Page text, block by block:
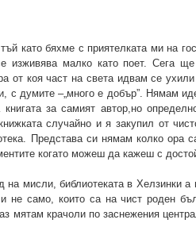
като бяхме с приятелката ми на
изживява малко като поет. Сега
от коя част на света идвам се
с думите –„много е добър”. Нямам
за самият автор,но
случайно и я закупил от
Представа си нямам колко ора
когато можеш да кажеш с
на мисли, библиотеката в Хелзинки
не само, които са на чист роден
мятам крачоли по заснежения